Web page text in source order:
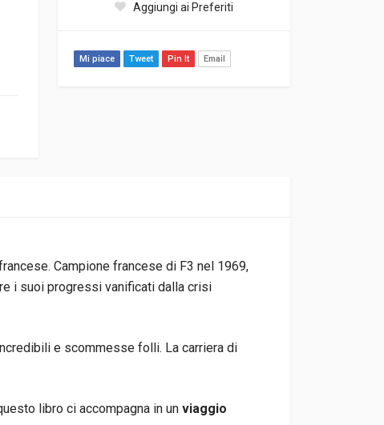
Aggiungi ai Preferiti
Mi piace Tweet Pin It Email
Campione francese di F3 nel 1969,
i suoi progressi vanificati dalla crisi
e scommesse folli. La carriera di
libro ci accompagna in un viaggio